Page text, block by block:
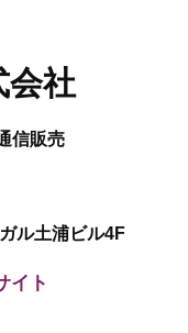
会社
信販売
ル土浦ビル4F
イト